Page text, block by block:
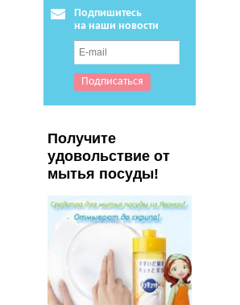
Подпишитесь
на наши новости
Получите
удовольствие от
мытья посуды!